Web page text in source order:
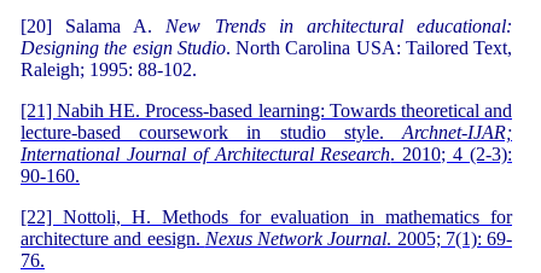
[20] Salama A. New Trends in architectural educational:
Designing the esign Studio. North Carolina USA: Tailored Text,
Raleigh; 1995: 88-102.
[21] Nabih HE. Process-based learning: Towards theoretical and
lecture-based coursework in studio style. Archnet-IJAR;
International Journal of Architectural Research. 2010; 4 (2-3):
90-160.
[22] Nottoli, H. Methods for evaluation in mathematics for
architecture and eesign. Nexus Network Journal. 2005; 7(1): 69-
76.